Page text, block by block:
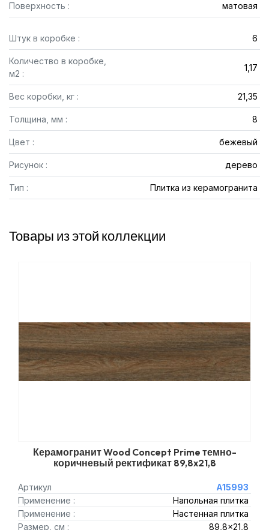
Поверхность : матовая
Штук в коробке : 6
Количество в коробке,
м2 :
1,17
Вес коробки, кг : 21,35
Толщина, мм : 8
Цвет : бежевый
Рисунок : дерево
Тип : Плитка из керамогранита
Товары из этой коллекции
Керамогранит Wood Concept Prime темно-
коричневый ректификат 89,8x21,8
Артикул
A15993
Применение :
Напольная плитка
Применение :
Настенная плитка
Размер, см :
89,8x21,8